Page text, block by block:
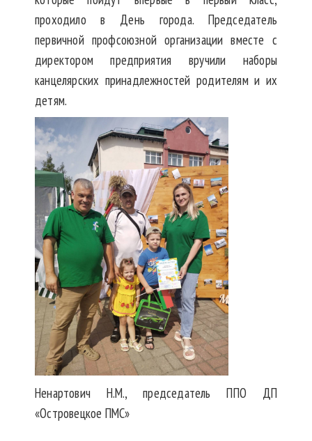
проходило в День города. Председатель
первичной профсоюзной организации вместе с
директором предприятия вручили наборы
канцелярских принадлежностей родителям и их
детям.
Ненартович Н.М., председатель ППО ДП
«Островецкое ПМС»